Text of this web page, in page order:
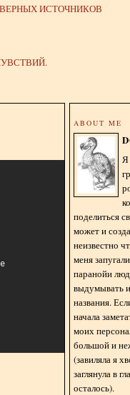
ИСТОЧНИКОВ
ABOUT ME
Я
поделиться
может и
неизвестно
меня
паранойи
выдумывать
названия.
начала
моих
большой и
(завиляла я
заглянула в
осталось).